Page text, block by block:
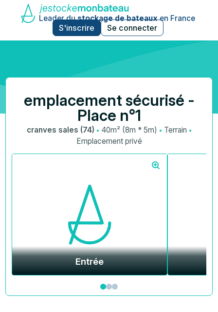
Leader dustockage de bateauxen France
S'inscrire Se connecter
emplacement sécurisé -
Place n°1
cranves sales (74) · 40m² (8m * 5m) · Terrain ·
Emplacement privé
Entrée